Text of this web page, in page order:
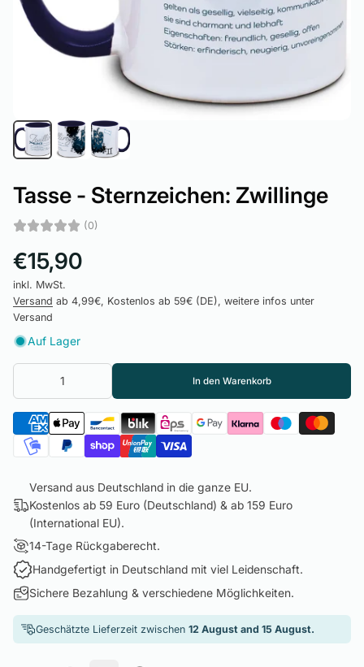
Tasse - Sternzeichen: Zwillinge
(0)
€15,90
inkl. MwSt.
Versand ab 4,99€, Kostenlos ab 59€ (DE), weitere infos unter
Versand
Auf Lager
In den Warenkorb
Versand aus Deutschland in die ganze EU.
Kostenlos ab 59 Euro (Deutschland) & ab 159 Euro
(International EU).
14-Tage Rückgaberecht.
Handgefertigt in Deutschland mit viel Leidenschaft.
Sichere Bezahlung & verschiedene Möglichkeiten.
Geschätzte Lieferzeit zwischen 12 August and 15 August.